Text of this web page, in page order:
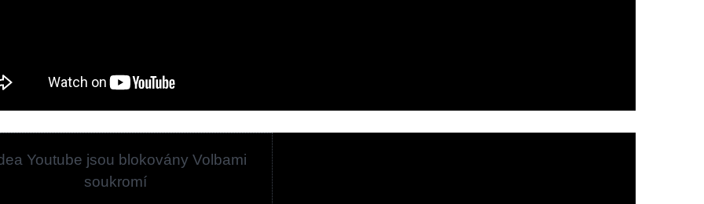
Youtube jsou blokovány Volbami
soukromí